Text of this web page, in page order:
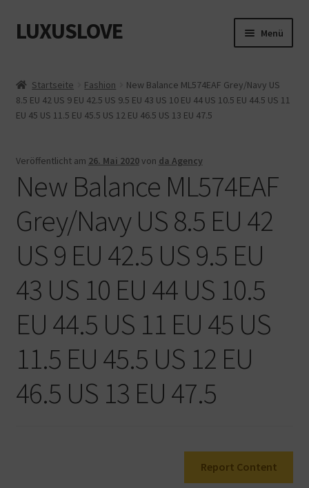
Zur
Navigation
Zum
Inhalt
LUXUSLOVE Menü
Cookie-Richtlinie (EU)
Impressum
Kasse
Mein Konto
Shop
Warenkorb
Startseite Fashion
New Balance ML574EAF Grey/Navy US
8.5 EU 42 US 9 EU 42.5 US 9.5 EU 43 US 10 EU 44 US 10.5 EU 44.5 US 11
EU 45 US 11.5 EU 45.5 US 12 EU 46.5 US 13 EU 47.5
Veröffentlicht am 26. Mai 2020von da Agency
New Balance ML574EAF
Grey/Navy US 8.5 EU 42
US 9 EU 42.5 US 9.5 EU
43 US 10 EU 44 US 10.5
EU 44.5 US 11 EU 45 US
11.5 EU 45.5 US 12 EU
46.5 US 13 EU 47.5
Report Content